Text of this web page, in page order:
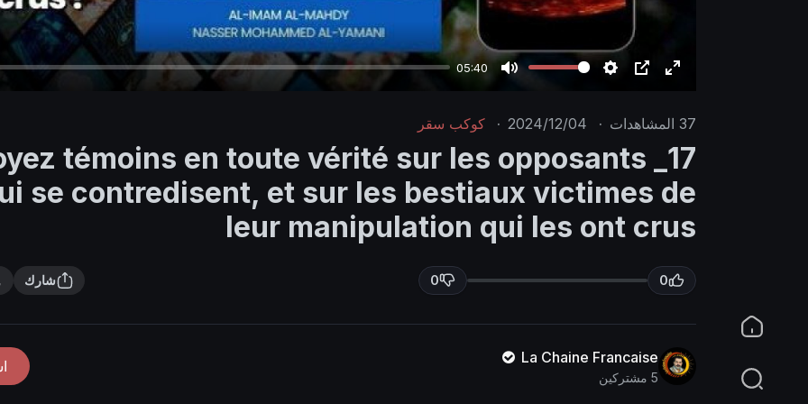
05:40
e
t
i
n
g
r
f
u
l
c
r
e
37 المشاهدات ·
2024/12/04
· كوكب سقر
Soyez témoins en toute vérité sur les opposants
se contredisent, et sur les bestiaux victimes de
leur manipulation qui les ont crus
0
0 شارك
La Chaine Francaise
5 مشتركين